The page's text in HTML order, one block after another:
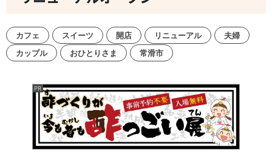
カフェ スイーツ 開店 リニューアル
夫婦
カップル
おひとりさま 常滑市